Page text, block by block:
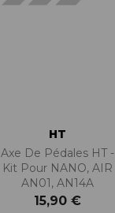
HT
Axe De Pédales HT -
Kit Pour NANO, AIR
AN01, AN14A
15,90 €